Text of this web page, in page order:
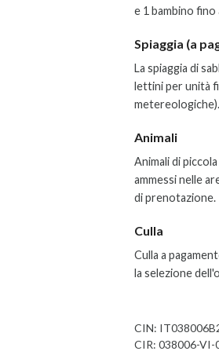
e 1 bambino fino
Spiaggia (a
La spiaggia di
lettini per unità
metereologiche).
Animali
Animali di
ammessi nelle
di prenotazione.
Culla
Culla a
la selezione
CIN:
CIR: 038006-VI-